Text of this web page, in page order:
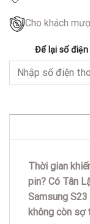
Cho khách
Để lại số điện
Thời gian
pin? Có Tân
Samsung
không còn sợ